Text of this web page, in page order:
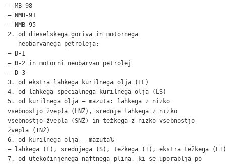
– MB-98
– NMB-91
– NMB-95
2. od dieselskega goriva in motornega
   neobarvanega petroleja:
– D-1
– D-2 in motorni neobarvan petrolej
– D-3
3. od ekstra lahkega kurilnega olja (EL)
4. od lahkega specialnega kurilnega olja (LS)
5. od kurilnega olja – mazuta: lahkega z nizko
vsebnostjo žvepla (LNŽ), srednje lahkega z nizko
vsebnostjo žvepla (SNŽ) in težkega z nizko vsebnostjo
žvepla (TNŽ)
6. od kurilnega olja – mazuta%
– lahkega (L), srednjega (S), težkega (T), ekstra težkega
7. od utekočinjenega naftnega plina, ki se uporablja po